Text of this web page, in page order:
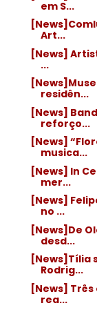
em S...
Art...
[News]
...
residên...
[News]
reforço...
[News]
musica...
[News] In
mer...
[News]
no ...
[News]De
desd...
[News]Tília
Rodrig...
[News]
rea...